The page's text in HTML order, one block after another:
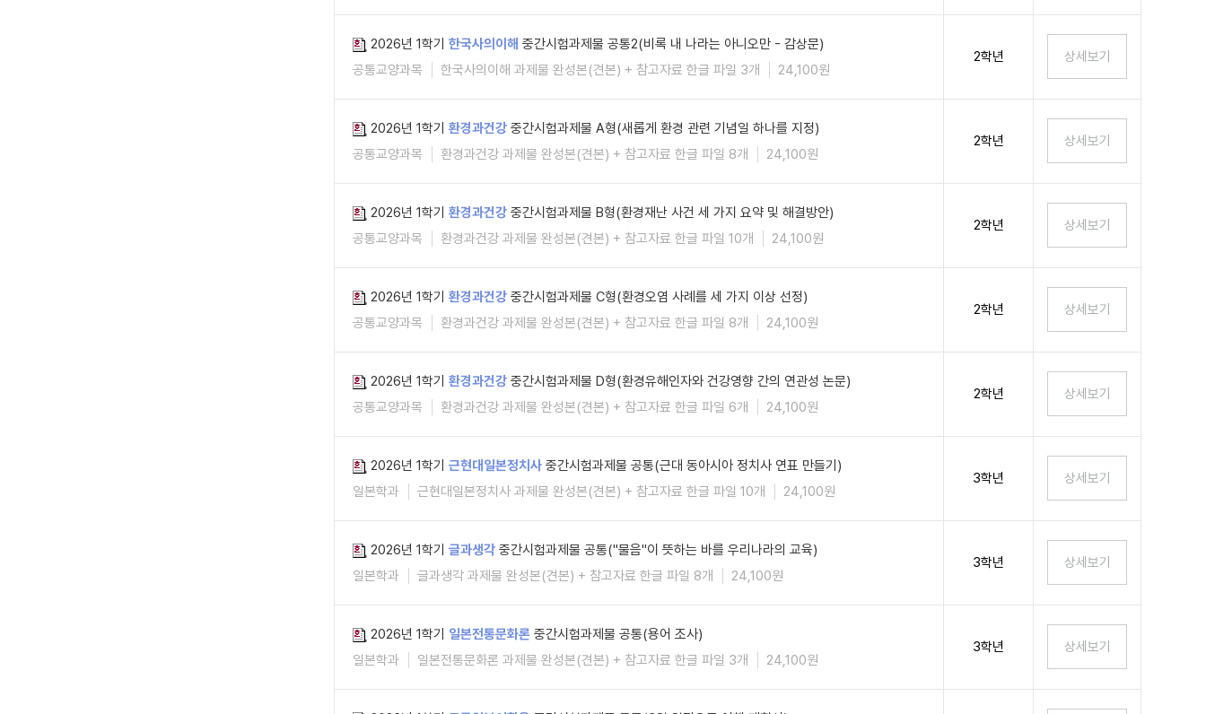
2026년 1학기 한국사의이해 중간시험과제물 공통2(비록 내 나라는 아니오만 - 감상문)
공통교양과목
한국사의이해 과제물 완성본(견본) + 참고자료 한글 파일 3개 24,100원
2학년
2026년 1학기 환경과건강 중간시험과제물 A형(새롭게 환경 관련 기념일 하나를 지정)
공통교양과목
환경과건강 과제물 완성본(견본) + 참고자료 한글 파일 8개 24,100원
2학년
2026년 1학기 환경과건강 중간시험과제물 B형(환경재난 사건 세 가지 요약 및 해결방안)
공통교양과목
환경과건강 과제물 완성본(견본) + 참고자료 한글 파일 10개 24,100원
2학년
2026년 1학기 환경과건강 중간시험과제물 C형(환경오염 사례를 세 가지 이상 선정)
공통교양과목
환경과건강 과제물 완성본(견본) + 참고자료 한글 파일 8개 24,100원
2학년
2026년 1학기 환경과건강 중간시험과제물 D형(환경유해인자와 건강영향 간의 연관성 논문)
공통교양과목
환경과건강 과제물 완성본(견본) + 참고자료 한글 파일 6개 24,100원
2학년
2026년 1학기 근현대일본정치사 중간시험과제물 공통(근대 동아시아 정치사 연표 만들기)
일본학과
근현대일본정치사 과제물 완성본(견본) + 참고자료 한글 파일 10개 24,100원
3학년
2026년 1학기 글과생각 중간시험과제물 공통("물음"이 뜻하는 바를 우리나라의 교육)
일본학과
글과생각 과제물 완성본(견본) + 참고자료 한글 파일 8개 24,100원
3학년
2026년 1학기 일본전통문화론 중간시험과제물 공통(용어 조사)
일본학과
일본전통문화론 과제물 완성본(견본) + 참고자료 한글 파일 3개 24,100원
3학년